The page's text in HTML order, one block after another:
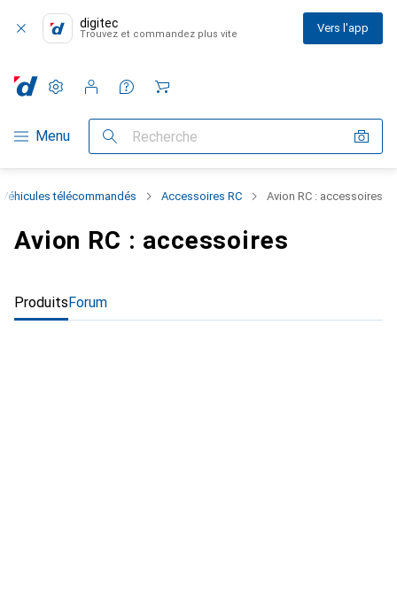
digitec
Trouvez et commandez plus vite Vers l'app
Navigation par catégorie
Menu Recherche
Paramètres
Compte client
Listes de comparaison
Listes d'envies
Panier
Véhicules télécommandés Accessoires RC Avion RC : accessoires
Avion RC : accessoires
ProduitsForum